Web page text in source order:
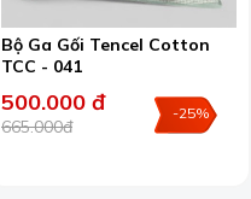
Bộ Ga Gối Tencel Cotton
TCC - 041
500.000 đ
665.000đ
-25%